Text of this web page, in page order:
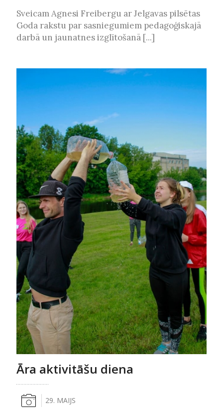
Sveicam Agnesi Freibergu ar Jelgavas pilsētas
Goda rakstu par sasniegumiem pedagoģiskajā
darbā un jaunatnes izglītošanā [...]
Āra aktivitāšu diena
29. MAIJS